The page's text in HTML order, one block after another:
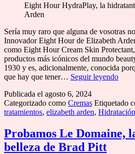
Eight Hour HydraPlay, la
Arden
Sería muy raro que alguna de vosotras
Innovador Eight Hour de Elizabeth
como Eight Hour Cream Skin
productos más icónicos del mundo
1930 y es, adicionalmente, conocida
que hay que tener… Seguir leyendoEight
la
de
Publicada el agosto 6, 2024
Categorizado como Cremas Etiquetado
tratamientos, elizabeth arden, Hidratación
Probamos Le Domaine,
belleza de Brad Pitt